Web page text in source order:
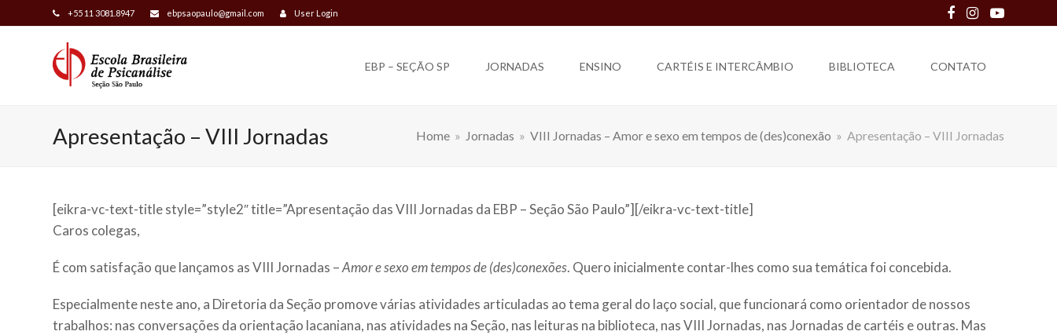
+55 11 3081.8947 ebpsaopaulo@gmail.com User Login Facebook
Instagram
Youtube
EBP – SEÇÃO SP JORNADAS ENSINO CARTÉIS E INTERCÂMBIO BIBLIOTECA CONTATO
Apresentação – VIII Jornadas Home » Jornadas » VIII Jornadas – Amor e sexo em tempos de (des)conexão » Apresentação – VIII Jornadas
[eikra-vc-text-title style=”style2″ title=”Apresentação das VIII Jornadas da EBP – Seção São Paulo”][/eikra-vc-text-title]
Caros colegas,
É com satisfação que lançamos as VIII Jornadas –Amor e sexo em tempos de (des)conexões. Quero inicialmente contar-lhes como sua temática foi concebida.
Especialmente neste ano, a Diretoria da Seção promove várias atividades articuladas ao tema geral do laço social, que funcionará como orientador de nossos
trabalhos: nas conversações da orientação lacaniana, nas atividades na Seção, nas leituras na biblioteca, nas VIII Jornadas, nas Jornadas de cartéis e outras. Mas